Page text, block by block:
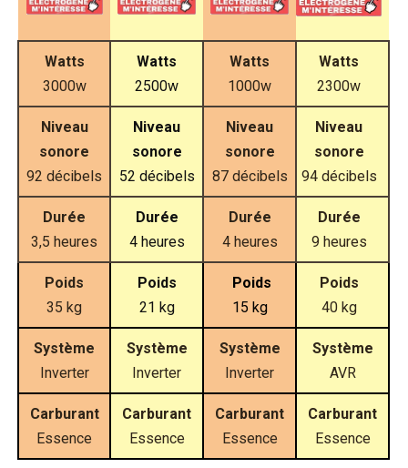
Watts
3000w
Watts
2500w
Watts
1000w
Watts
2300w
Niveau
sonore
92 décibels
Niveau
sonore
52 décibels
Niveau
sonore
87 décibels
Niveau
sonore
94 décibels
Durée
3,5 heures
Durée
4 heures
Durée
4 heures
Durée
9 heures
Poids
35 kg
Poids
21 kg
Poids
15 kg
Poids
40 kg
Système
Inverter
Système
Inverter
Système
Inverter
Système
AVR
Carburant
Essence
Carburant
Essence
Carburant
Essence
Carburant
Essence